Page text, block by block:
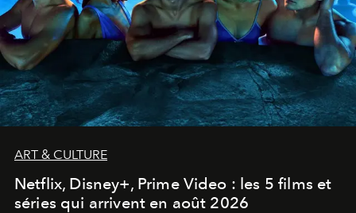
ART & CULTURE
Netflix, Disney+, Prime Video : les 5 films et
séries qui arrivent en août 2026